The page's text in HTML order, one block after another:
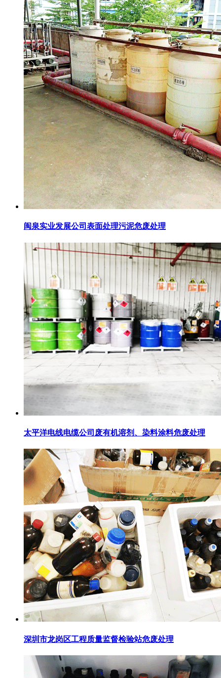
闽泉实业发展公司表面处理污泥危废处理
太平洋电线电缆公司废有机溶剂、染料涂料危废处理
深圳市龙岗区工程质量监督检验站危废处理